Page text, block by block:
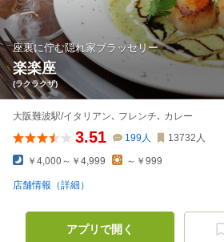
座裏に佇む隠れ家ブラッセリー
楽楽座
(ラクラクザ)
大阪難波駅/イタリアン､ フレンチ､ カレー
3.51 199人 13732 人
￥4,000～￥4,999 ～￥999
店舗情報（詳細）
アプリで開く